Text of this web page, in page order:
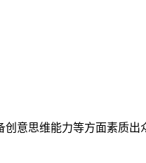
意思维能力等方面素质